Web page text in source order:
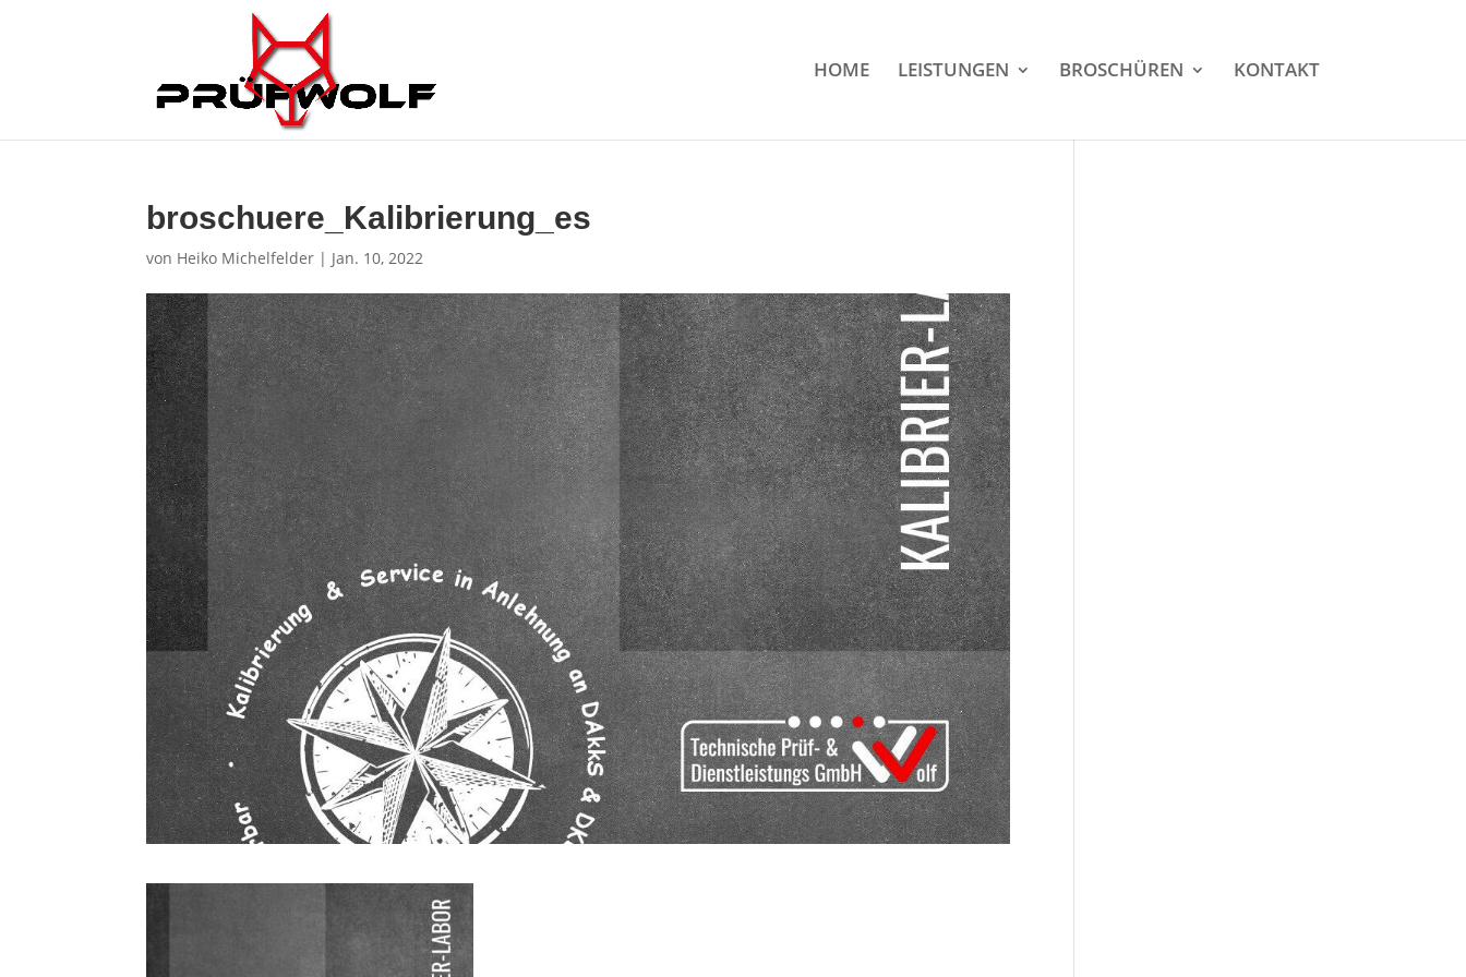
HOME LEISTUNGEN BROSCHÜREN KONTAKT
broschuere_Kalibrierung_es
von Heiko Michelfelder | Jan. 10, 2022